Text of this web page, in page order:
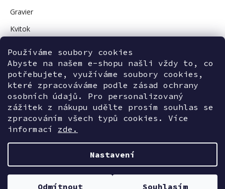
Používáme soubory cookies
Abyste na našem e-shopu našli vždy to, co
potřebujete, využíváme soubory cookies,
které zpracováváme podle zásad ochrany
osobních údajů. Pro personalizovaný
zážitek z nákupu udělte prosím souhlas se
zpracováním všech typů cookies. Více
informací zde.
Nastavení
Odmítnout Souhlasím
Gravier
Kvitok
Avant Skincare
Sonnentor
Kontaktujte nás